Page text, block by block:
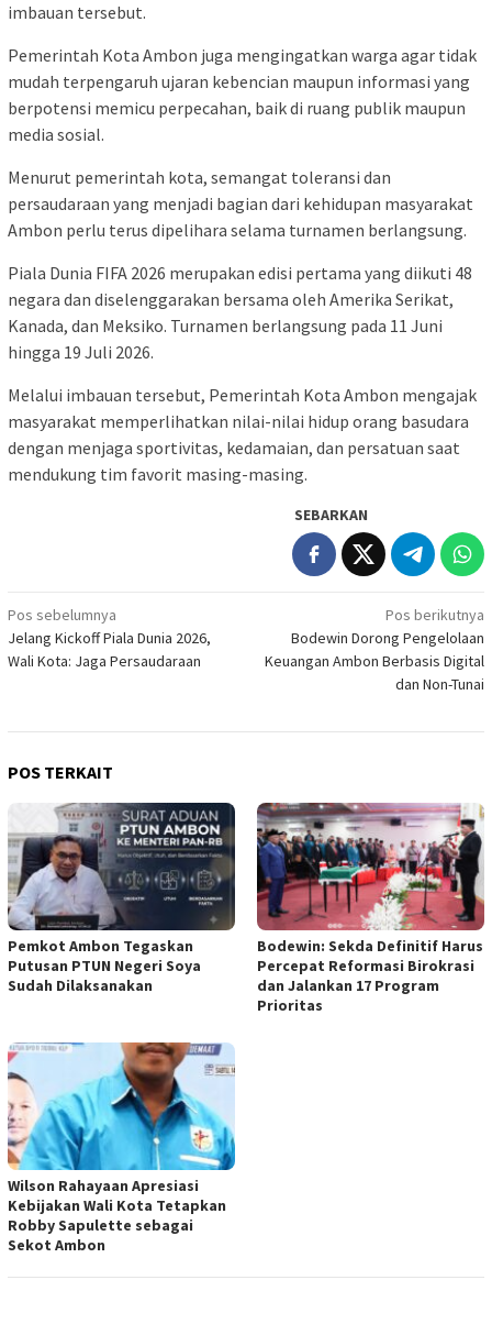
imbauan tersebut.
Pemerintah Kota Ambon juga mengingatkan warga agar tidak
mudah terpengaruh ujaran kebencian maupun informasi yang
berpotensi memicu perpecahan, baik di ruang publik maupun
media sosial.
Menurut pemerintah kota, semangat toleransi dan
persaudaraan yang menjadi bagian dari kehidupan masyarakat
Ambon perlu terus dipelihara selama turnamen berlangsung.
Piala Dunia FIFA 2026 merupakan edisi pertama yang diikuti 48
negara dan diselenggarakan bersama oleh Amerika Serikat,
Kanada, dan Meksiko. Turnamen berlangsung pada 11 Juni
hingga 19 Juli 2026.
Melalui imbauan tersebut, Pemerintah Kota Ambon mengajak
masyarakat memperlihatkan nilai-nilai hidup orang basudara
dengan menjaga sportivitas, kedamaian, dan persatuan saat
mendukung tim favorit masing-masing.
SEBARKAN
Navigasi
pos
Pos sebelumnya
Jelang Kickoff Piala Dunia 2026,
Wali Kota: Jaga Persaudaraan
Pos berikutnya
Bodewin Dorong Pengelolaan
Keuangan Ambon Berbasis Digital
dan Non-Tunai
POS TERKAIT
Pemkot Ambon Tegaskan
Putusan PTUN Negeri Soya
Sudah Dilaksanakan
Bodewin: Sekda Definitif Harus
Percepat Reformasi Birokrasi
dan Jalankan 17 Program
Prioritas
Wilson Rahayaan Apresiasi
Kebijakan Wali Kota Tetapkan
Robby Sapulette sebagai
Sekot Ambon